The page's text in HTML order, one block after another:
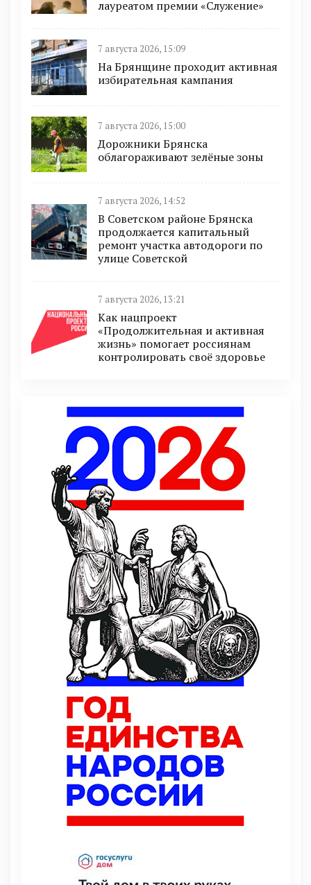
лауреатом премии «Служение»
7 августа 2026, 15:09
На Брянщине проходит активная
избирательная кампания
7 августа 2026, 15:00
Дорожники Брянска
облагораживают зелёные зоны
7 августа 2026, 14:52
В Советском районе Брянска
продолжается капитальный
ремонт участка автодороги по
улице Советской
7 августа 2026, 13:21
Как нацпроект
«Продолжительная и активная
жизнь» помогает россиянам
контролировать своё здоровье